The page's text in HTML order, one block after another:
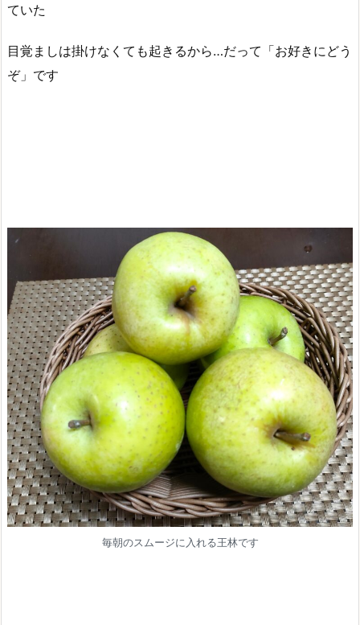
ていた
目覚ましは掛けなくても起きるから…だって「お好きにどう
ぞ」です
毎朝のスムージに入れる王林です